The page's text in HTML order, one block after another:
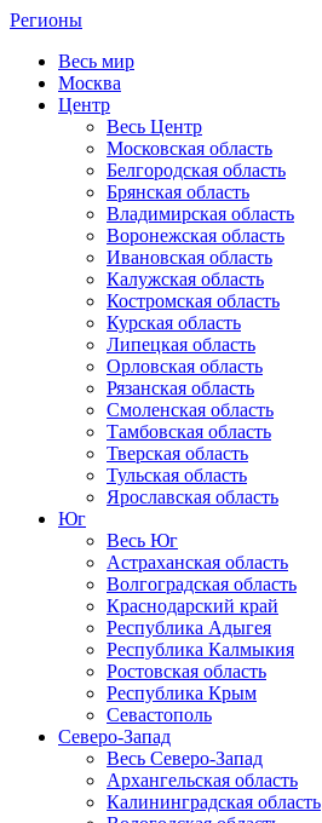
Регионы
Весь мир
Москва
Центр
Весь Центр
Московская область
Белгородская область
Брянская область
Владимирская область
Воронежская область
Ивановская область
Калужская область
Костромская область
Курская область
Липецкая область
Орловская область
Рязанская область
Смоленская область
Тамбовская область
Тверская область
Тульская область
Ярославская область
Юг
Весь Юг
Астраханская область
Волгоградская область
Краснодарский край
Республика Адыгея
Республика Калмыкия
Ростовская область
Республика Крым
Севастополь
Северо-Запад
Весь Северо-Запад
Архангельская область
Калининградская область